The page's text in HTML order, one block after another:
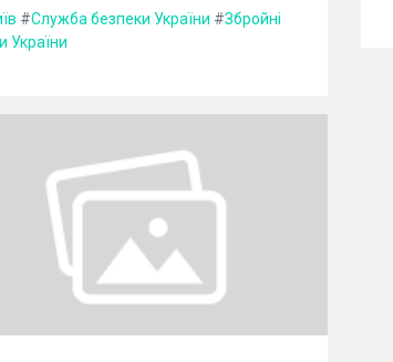
#Служба безпеки України #Збройні
України